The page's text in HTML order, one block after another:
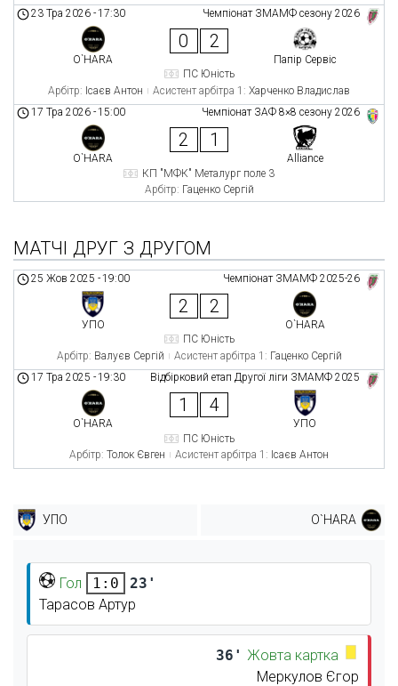
Чемпіонат ЗМАМФ сезону 2026
23 Тра 2026 -17:30
O`HARA
0 2
Папір Сервіс
ПС Юність
Арбітр: Ісаєв Антон Асистент арбітра 1: Харченко Владислав
Чемпіонат ЗАФ 8×8 сезону 2026
17 Тра 2026 -15:00
O`HARA
2 1
Alliance
КП "МФК" Металург поле 3
Арбітр: Гаценко Сергій
МАТЧІ ДРУГ З ДРУГОМ
Чемпіонат ЗМАМФ 2025-26
25 Жов 2025 -19:00
УПО
2 2
O`HARA
ПС Юність
Арбітр: Валуєв Сергій Асистент арбітра 1: Гаценко Сергій
Відбірковий етап Другої ліги ЗМАМФ 2025
17 Тра 2025 -19:30
O`HARA
1 4
УПО
ПС Юність
Арбітр: Толок Євген Асистент арбітра 1: Ісаєв Антон
УПО O`HARA
Гол 1:0
23'
Тарасов Артур
36' Жовта картка
Меркулов Єгор